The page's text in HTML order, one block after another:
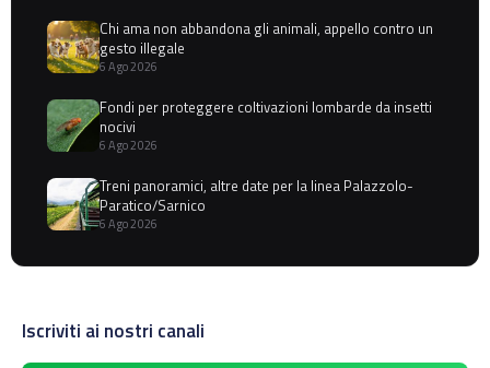
Chi ama non abbandona gli animali, appello contro un
gesto illegale
6 Ago 2026
Fondi per proteggere coltivazioni lombarde da insetti
nocivi
6 Ago 2026
Treni panoramici, altre date per la linea Palazzolo-
Paratico/Sarnico
6 Ago 2026
Iscriviti ai nostri canali